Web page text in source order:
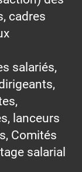
cadres
salariés,
lanceurs
Comités
salarial